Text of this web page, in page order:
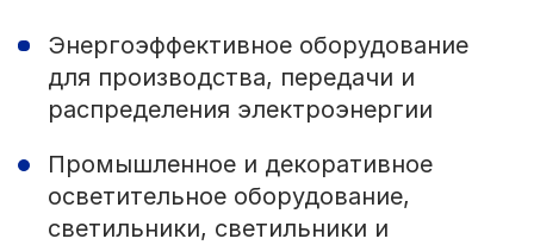
Энергоэффективное оборудование
для производства, передачи и
распределения электроэнергии
Промышленное и декоративное
осветительное оборудование,
светильники, светильники и